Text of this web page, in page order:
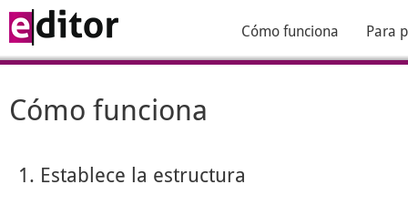
Cómo funciona Para
Cómo funciona
1. Establece la estructura